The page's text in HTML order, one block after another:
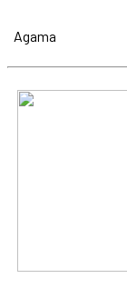
Agama